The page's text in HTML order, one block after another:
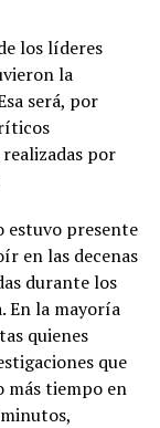
los líderes
la
será, por
por
estuvo presente
en las decenas
durante los
En la mayoría
quienes
que
más tiempo en